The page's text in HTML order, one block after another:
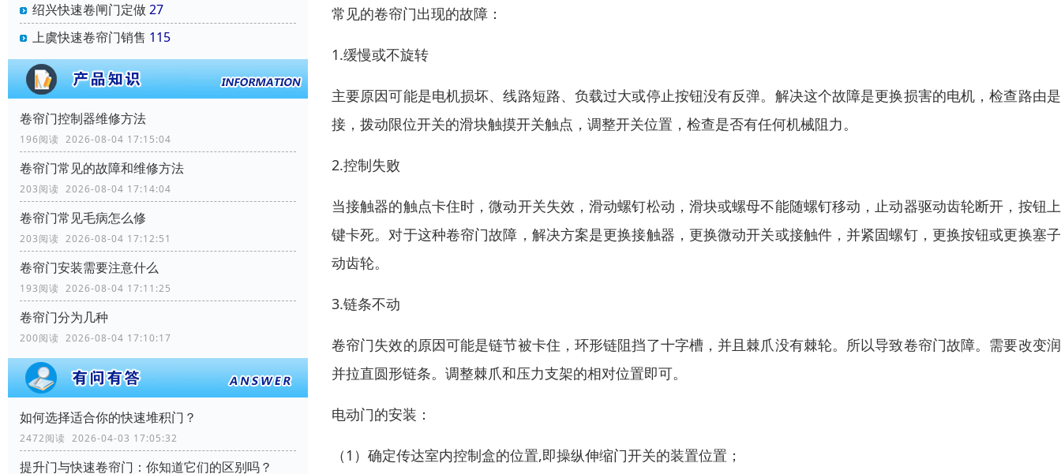
绍兴快速卷闸门定做27
上虞快速卷帘门销售 115
卷帘门控制器维修方法
196阅读 2026-08-04 17:15:04
卷帘门常见的故障和维修方法
203阅读 2026-08-04 17:14:04
卷帘门常见毛病怎么修
203阅读 2026-08-04 17:12:51
卷帘门安装需要注意什么
193阅读 2026-08-04 17:11:25
卷帘门分为几种
200阅读 2026-08-04 17:10:17
如何选择适合你的快速堆积门？
2472阅读 2026-04-03 17:05:32
提升门与快速卷帘门：你知道它们的区别吗？
常见的卷帘门出现的故障：
1.缓慢或不旋转
主要原因可能是电机损坏、线路短路、负载过大或停止按钮没有反弹。解决这个故障是更换损害的电机，检查路由
接，拨动限位开关的滑块触摸开关触点，调整开关位置，检查是否有任何机械阻力。
2.控制失败
当接触器的触点卡住时，微动开关失效，滑动螺钉松动，滑块或螺母不能随螺钉移动，止动器驱动齿轮断开，按钮
键卡死。对于这种卷帘门故障，解决方案是更换接触器，更换微动开关或接触件，并紧固螺钉，更换按钮或更换塞
动齿轮。
3.链条不动
卷帘门失效的原因可能是链节被卡住，环形链阻挡了十字槽，并且棘爪没有棘轮。所以导致卷帘门故障。需要改变
并拉直圆形链条。调整棘爪和压力支架的相对位置即可。
电动门的安装：
（1）确定传达室内控制盒的位置,即操纵伸缩门开关的装置位置；